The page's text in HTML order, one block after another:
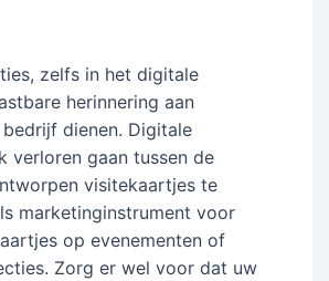
zelfs in het digitale
herinnering aan
dienen. Digitale
verloren gaan tussen de
visitekaartjes te
marketinginstrument voor
op evenementen of
Zorg er wel voor dat uw